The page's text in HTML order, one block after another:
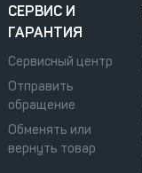
СЕРВИС И
ГАРАНТИЯ
Сервисный центр
Отправить
обращение
Обменять или
вернуть товар